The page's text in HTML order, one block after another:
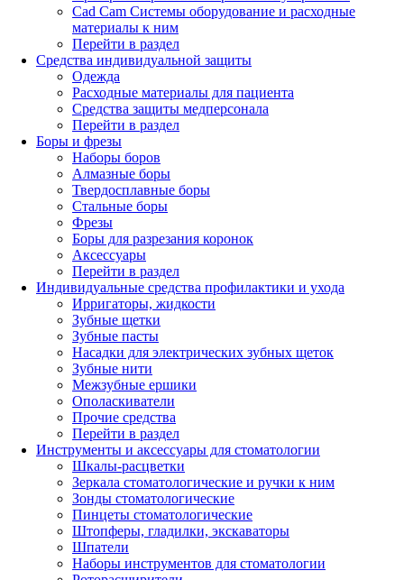
Cad Cam Системы оборудование и расходные
материалы к ним
Перейти в раздел
Средства индивидуальной защиты
Одежда
Расходные материалы для пациента
Средства защиты медперсонала
Перейти в раздел
Боры и фрезы
Наборы боров
Алмазные боры
Твердосплавные боры
Стальные боры
Фрезы
Боры для разрезания коронок
Аксессуары
Перейти в раздел
Индивидуальные средства профилактики и ухода
Ирригаторы, жидкости
Зубные щетки
Зубные пасты
Насадки для электрических зубных щеток
Зубные нити
Межзубные ершики
Ополаскиватели
Прочие средства
Перейти в раздел
Инструменты и аксессуары для стоматологии
Шкалы-расцветки
Зеркала стоматологические и ручки к ним
Зонды стоматологические
Пинцеты стоматологические
Штопферы, гладилки, экскаваторы
Шпатели
Наборы инструментов для стоматологии